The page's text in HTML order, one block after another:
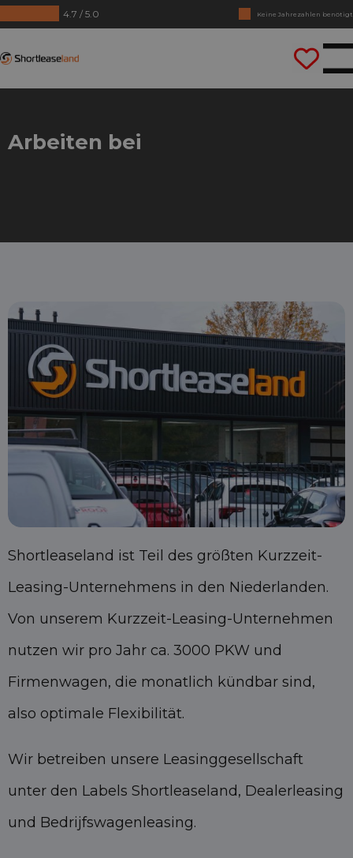
4.7 / 5.0
Keine Jahrezahlen benötigt
Lass uns gleich losfahren
Arbeiten bei
Shortleaseland ist Teil des größten Kurzzeit-
Leasing-Unternehmens in den Niederlanden.
Von unserem Kurzzeit-Leasing-Unternehmen
nutzen wir pro Jahr ca. 3000 PKW und
Firmenwagen, die monatlich kündbar sind,
also optimale Flexibilität.
Wir betreiben unsere Leasinggesellschaft
unter den Labels Shortleaseland, Dealerleasing
und Bedrijfswagenleasing.